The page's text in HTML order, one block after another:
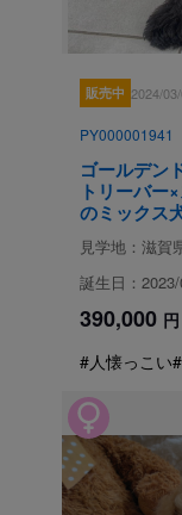
販売中 2024/
PY000001941
ゴールデン
トリーバー
のミックス
見学地：滋賀
誕生日：2023/
390,000 円
#人懐っこい